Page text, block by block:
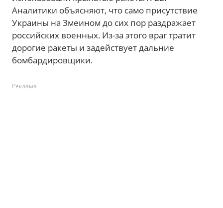
Аналитики объясняют, что само присутствие
Украины на Змеином до сих пор раздражает
российских военных. Из-за этого враг тратит
дорогие ракеты и задействует дальние
бомбардировщики.
Реклама